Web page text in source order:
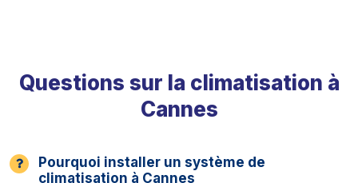
Questions sur la climatisation à
Cannes
Pourquoi installer un système de
climatisation à Cannes